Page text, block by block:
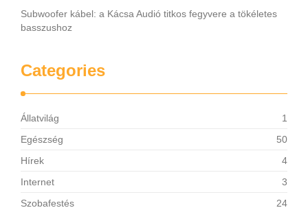
Subwoofer kábel: a Kácsa Audió titkos fegyvere a tökéletes
basszushoz
Categories
Állatvilág
1
Egészség
50
Hírek
4
Internet
3
Szobafestés
24